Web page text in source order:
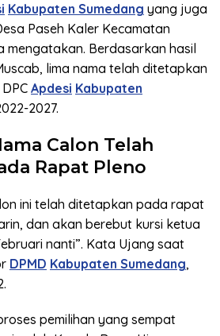
Kabupaten Sumedang yang juga
Paseh Kaler Kecamatan
mengatakan. Berdasarkan hasil
lima nama telah ditetapkan
Apdesi Kabupaten
2027.
Calon Telah
Rapat Pleno
ini telah ditetapkan pada rapat
dan akan berebut kursi ketua
nanti”. Kata Ujang saat
DPMD Kabupaten Sumedang,
pemilihan yang sempat